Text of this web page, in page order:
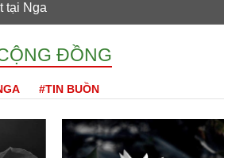
tại Nga
ĐỒNG
#TIN BUỒN